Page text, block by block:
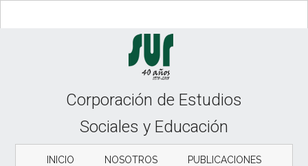
to
to
to
Corporación de Estudios
Sociales y Educación
INICIO NOSOTROS PUBLICACIONES